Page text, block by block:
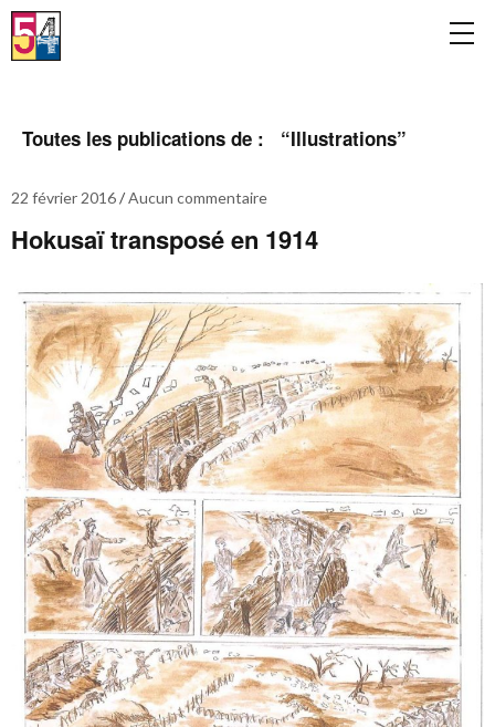
Toutes les publications de : “Illustrations”
22 février 2016 Aucun commentaire
Hokusaï transposé en 1914